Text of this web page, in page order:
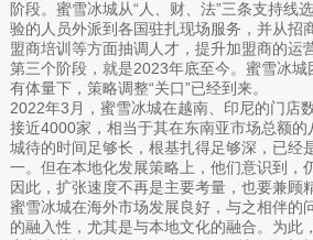
阶段。蜜雪冰城从“人、财、法”三条支持线
验的人员外派到各国驻扎现场服务，并从招
盟商培训等方面抽调人才，提升加盟商的运
第三个阶段，就是2023年底至今。蜜雪冰
有体量下，策略调整“关口”已经到来。
2022年3月，蜜雪冰城在越南、印尼的门店
接近4000家，相当于其在东南亚市场总额
城待的时间足够长，根基扎得足够深，已经
一。但在本地化发展策略上，他们意识到，仍
因此，扩张速度不再是主要考量，也要兼顾
蜜雪冰城在海外市场发展良好，与之相伴的
的融入性，尤其是与本地文化的融合。为此